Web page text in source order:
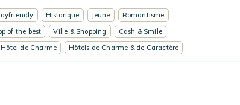
Historique Jeune
Romantisme
of the best Ville & Shopping
Cash & Smile
Hôtel de Charme Hôtels de Charme & de Caractère